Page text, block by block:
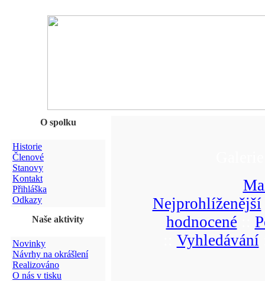
O spolku
Historie
Členové
Stanovy
Kontakt
Přihláška
Odkazy
Naše aktivity
Novinky
Návrhy na okrášlení
Realizováno
O nás v tisku
Nejprohlíženější
hodnocené
Vyhledávání